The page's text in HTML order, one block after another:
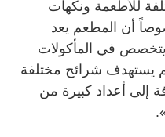
للأطعمة ونكهات
أن المطعم يعد
يتخصص في المأكولات
يستهدف شرائح مختلفة
إلى أعداد كبيرة من